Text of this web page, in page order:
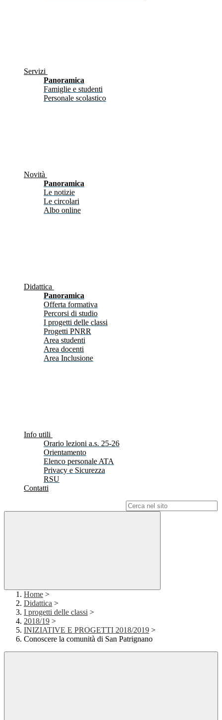
Servizi
Panoramica
Famiglie e studenti
Personale scolastico
Novità
Panoramica
Le notizie
Le circolari
Albo online
Didattica
Panoramica
Offerta formativa
Percorsi di studio
I progetti delle classi
Progetti PNRR
Area studenti
Area docenti
Area Inclusione
Info utili
Orario lezioni a.s. 25-26
Orientamento
Elenco personale ATA
Privacy e Sicurezza
RSU
Contatti
Home >
Didattica >
I progetti delle classi >
2018/19 >
INIZIATIVE E PROGETTI 2018/2019 >
Conoscere la comunità di San Patrignano